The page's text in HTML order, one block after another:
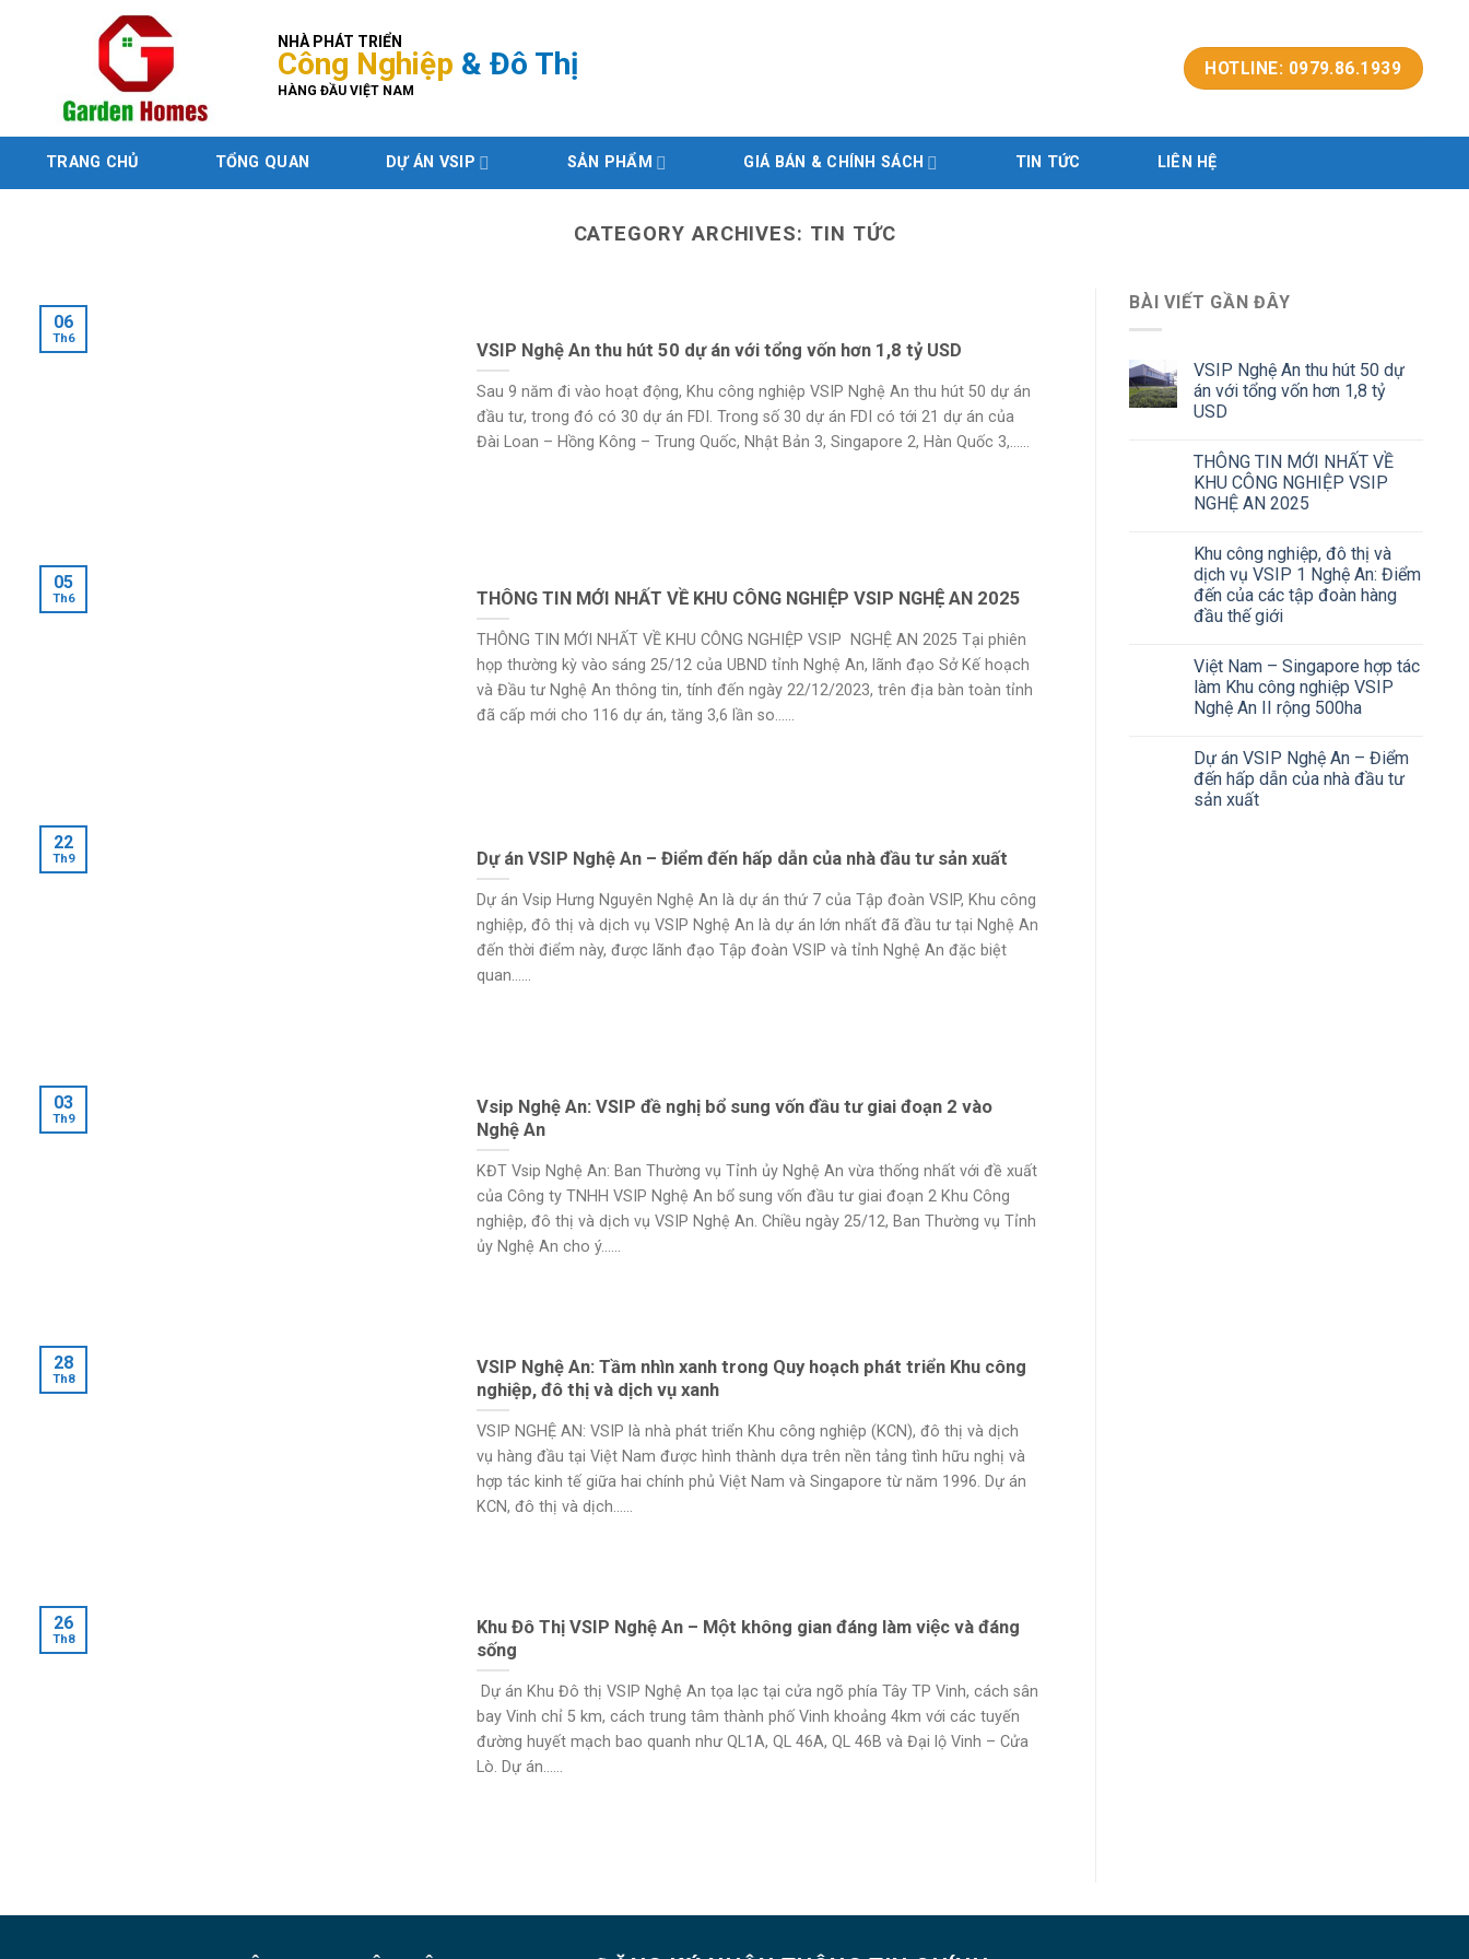
NHÀ PHÁT TRIỂN
Công Nghiệp & Đô Thị
HÀNG ĐẦU VIỆT NAM
HOTLINE: 0979.86.1939
TRANG CHỦ TỔNG QUAN DỰ ÁN VSIP SẢN PHẨM GIÁ BÁN & CHÍNH SÁCH TIN TỨC LIÊN HỆ
CATEGORY ARCHIVES: TIN TỨC
VSIP Nghệ An thu hút 50 dự án với tổng vốn hơn 1,8 tỷ USD
Sau 9 năm đi vào hoạt động, Khu công nghiệp VSIP Nghệ An thu hút 50 dự án
đầu tư, trong đó có 30 dự án FDI. Trong số 30 dự án FDI có tới 21 dự án của
Đài Loan – Hồng Kông – Trung Quốc, Nhật Bản 3, Singapore 2, Hàn Quốc 3,......
06
Th6
THÔNG TIN MỚI NHẤT VỀ KHU CÔNG NGHIỆP VSIP NGHỆ AN 2025
THÔNG TIN MỚI NHẤT VỀ KHU CÔNG NGHIỆP VSIP NGHỆ AN 2025 Tại phiên
họp thường kỳ vào sáng 25/12 của UBND tỉnh Nghệ An, lãnh đạo Sở Kế hoạch
và Đầu tư Nghệ An thông tin, tính đến ngày 22/12/2023, trên địa bàn toàn tỉnh
đã cấp mới cho 116 dự án, tăng 3,6 lần so......
05
Th6
Dự án VSIP Nghệ An – Điểm đến hấp dẫn của nhà đầu tư sản xuất
Dự án Vsip Hưng Nguyên Nghệ An là dự án thứ 7 của Tập đoàn VSIP, Khu công
nghiệp, đô thị và dịch vụ VSIP Nghệ An là dự án lớn nhất đã đầu tư tại Nghệ An
đến thời điểm này, được lãnh đạo Tập đoàn VSIP và tỉnh Nghệ An đặc biệt
quan......
22
Th9
Vsip Nghệ An: VSIP đề nghị bổ sung vốn đầu tư giai đoạn 2 vào
Nghệ An
KĐT Vsip Nghệ An: Ban Thường vụ Tỉnh ủy Nghệ An vừa thống nhất với đề xuất
của Công ty TNHH VSIP Nghệ An bổ sung vốn đầu tư giai đoạn 2 Khu Công
nghiệp, đô thị và dịch vụ VSIP Nghệ An. Chiều ngày 25/12, Ban Thường vụ Tỉnh
ủy Nghệ An cho ý......
03
Th9
VSIP Nghệ An: Tầm nhìn xanh trong Quy hoạch phát triển Khu công
nghiệp, đô thị và dịch vụ xanh
VSIP NGHỆ AN: VSIP là nhà phát triển Khu công nghiệp (KCN), đô thị và dịch
vụ hàng đầu tại Việt Nam được hình thành dựa trên nền tảng tình hữu nghị và
hợp tác kinh tế giữa hai chính phủ Việt Nam và Singapore từ năm 1996. Dự án
KCN, đô thị và dịch......
28
Th8
Khu Đô Thị VSIP Nghệ An – Một không gian đáng làm việc và đáng
sống
Dự án Khu Đô thị VSIP Nghệ An tọa lạc tại cửa ngõ phía Tây TP Vinh, cách sân
bay Vinh chỉ 5 km, cách trung tâm thành phố Vinh khoảng 4km với các tuyến
đường huyết mạch bao quanh như QL1A, QL 46A, QL 46B và Đại lộ Vinh – Cửa
Lò. Dự án......
26
Th8
BÀI VIẾT GẦN ĐÂY
VSIP Nghệ An thu hút 50 dự
án với tổng vốn hơn 1,8 tỷ
USD
THÔNG TIN MỚI NHẤT VỀ
KHU CÔNG NGHIỆP VSIP
NGHỆ AN 2025
Khu công nghiệp, đô thị và
dịch vụ VSIP 1 Nghệ An: Điểm
đến của các tập đoàn hàng
đầu thế giới
Việt Nam – Singapore hợp tác
làm Khu công nghiệp VSIP
Nghệ An II rộng 500ha
Dự án VSIP Nghệ An – Điểm
đến hấp dẫn của nhà đầu tư
sản xuất